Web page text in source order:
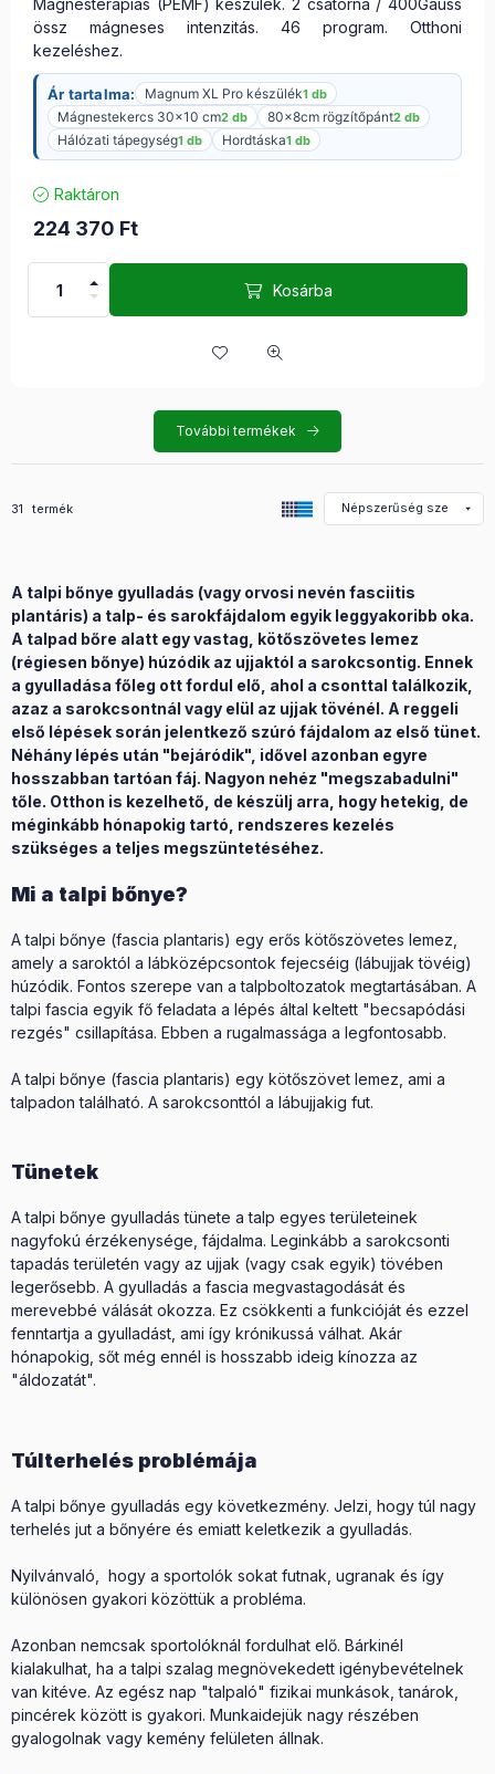
Mágnesterápiás (PEMF) készülék. 2 csatorna / 400Gauss
össz mágneses intenzitás. 46 program. Otthoni
kezeléshez.
Ár tartalma: Magnum XL Pro készülék1 db
Mágnestekercs 30×10 cm2 db 80x8cm rögzítőpánt2 db
Hálózati tápegység1 db Hordtáska1 db
Raktáron
224 370 Ft
Kosárba
További termékek
Összes termék a kategóriában
31 termék
A talpi bőnye gyulladás (vagy orvosi nevén fasciitis
plantáris) a talp- és sarokfájdalom egyik leggyakoribb oka.
A talpad bőre alatt egy vastag, kötőszövetes lemez
(régiesen bőnye) húzódik az ujjaktól a sarokcsontig. Ennek
a gyulladása főleg ott fordul elő, ahol a csonttal találkozik,
azaz a sarokcsontnál vagy elül az ujjak tövénél. A reggeli
első lépések során jelentkező szúró fájdalom az első tünet.
Néhány lépés után "bejáródik", idővel azonban egyre
hosszabban tartóan fáj. Nagyon nehéz "megszabadulni"
tőle. Otthon is kezelhető, de készülj arra, hogy hetekig, de
méginkább hónapokig tartó, rendszeres kezelés
szükséges a teljes megszüntetéséhez.
Mi a talpi bőnye?
A talpi bőnye (fascia plantaris) egy erős kötőszövetes lemez,
amely a saroktól a lábközépcsontok fejecséig (lábujjak tövéig)
húzódik. Fontos szerepe van a talpboltozatok megtartásában. A
talpi fascia egyik fő feladata a lépés által keltett "becsapódási
rezgés" csillapítása. Ebben a rugalmassága a legfontosabb.
A talpi bőnye (fascia plantaris) egy kötőszövet lemez, ami a
talpadon található. A sarokcsonttól a lábujjakig fut.
Tünetek
A talpi bőnye gyulladás tünete a talp egyes területeinek
nagyfokú érzékenysége, fájdalma. Leginkább a sarokcsonti
tapadás területén vagy az ujjak (vagy csak egyik) tövében
legerősebb. A gyulladás a fascia megvastagodását és
merevebbé válását okozza. Ez csökkenti a funkcióját és ezzel
fenntartja a gyulladást, ami így krónikussá válhat. Akár
hónapokig, sőt még ennél is hosszabb ideig kínozza az
"áldozatát".
Túlterhelés problémája
A talpi bőnye gyulladás egy következmény. Jelzi, hogy túl nagy
terhelés jut a bőnyére és emiatt keletkezik a gyulladás.
Nyilvánvaló, hogy a sportolók sokat futnak, ugranak és így
különösen gyakori közöttük a probléma.
Azonban nemcsak sportolóknál fordulhat elő. Bárkinél
kialakulhat, ha a talpi szalag megnövekedett igénybevételnek
van kitéve. Az egész nap "talpaló" fizikai munkások, tanárok,
pincérek között is gyakori. Munkaidejük nagy részében
gyalogolnak vagy kemény felületen állnak.